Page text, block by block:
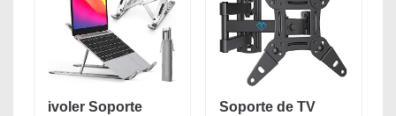
ivoler Soporte
Soporte de TV